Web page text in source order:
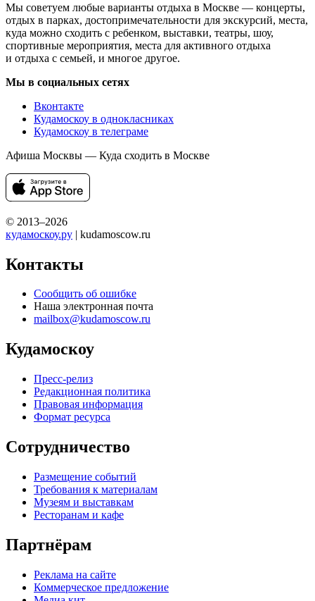
Мы советуем любые варианты отдыха в Москве — концерты,
отдых в парках, достопримечательности для экскурсий, места,
куда можно сходить с ребенком, выставки, театры, шоу,
спортивные мероприятия, места для активного отдыха
и отдыха с семьей, и многое другое.
Мы в социальных сетях
Вконтакте
Кудамоскоу в однокласниках
Кудамоскоу в телеграме
Афиша Москвы — Куда сходить в Москве
© 2013–2026
кудамоскоу.ру | kudamoscow.ru
Контакты
Сообщить об ошибке
Наша электронная почта
mailbox@kudamoscow.ru
Кудамоскоу
Пресс-релиз
Редакционная политика
Правовая информация
Формат ресурса
Сотрудничество
Размещение событий
Требования к материалам
Музеям и выставкам
Ресторанам и кафе
Партнёрам
Реклама на сайте
Коммерческое предложение